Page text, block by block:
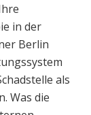
in der
Berlin
als
Was die